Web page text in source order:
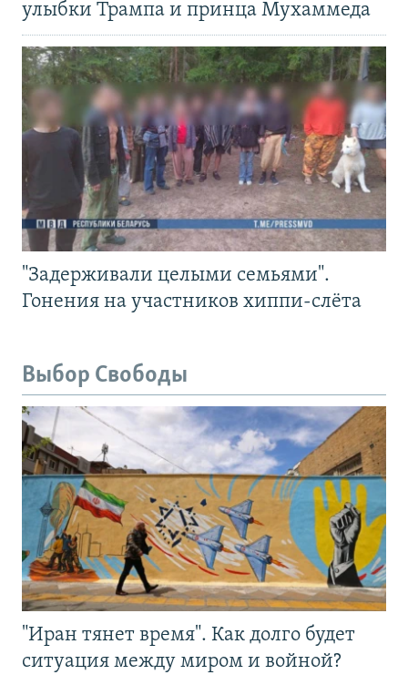
улыбки Трампа и принца Мухаммеда
"Задерживали целыми семьями".
Гонения на участников хиппи-слёта
Выбор Свободы
"Иран тянет время". Как долго будет
ситуация между миром и войной?